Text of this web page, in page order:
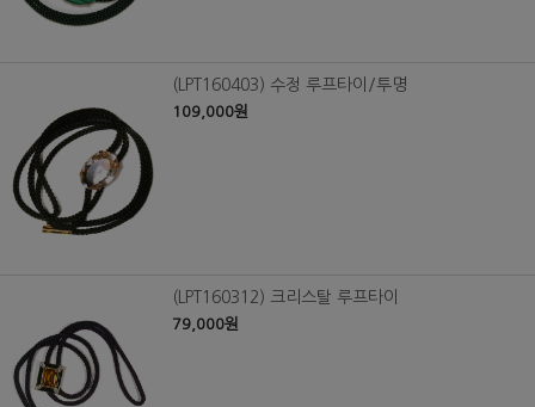
(LPT160403) 수정 루프타이/투명
109,000원
(LPT160312) 크리스탈 루프타이
79,000원